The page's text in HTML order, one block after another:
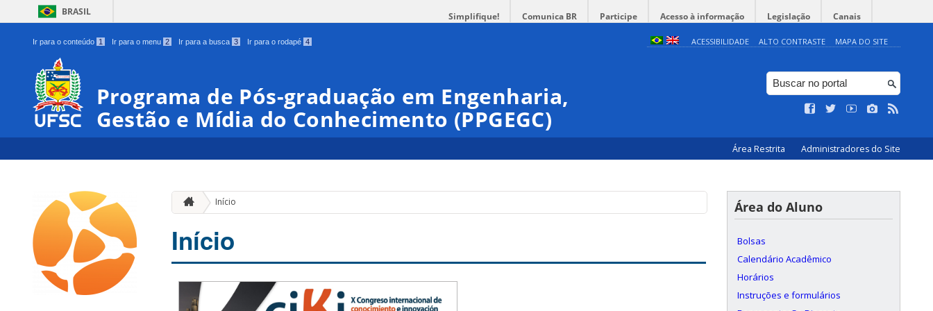
BRASIL Simplifique! Comunica BR Participe Acesso à informação Legislação Canais
Ir para o conteúdo 1 Ir para o menu 2 Ir para a busca 3 Ir para o rodapé 4 ACESSIBILIDADE ALTO CONTRASTE MAPA DO SITE
Programa de Pós-graduação em Engenharia,
Gestão e Mídia do Conhecimento (PPGEGC)
Área Restrita Administradores do Site
Início
Início
Área do Aluno
Bolsas
Calendário Acadêmico
Horários
Instruções e formulários